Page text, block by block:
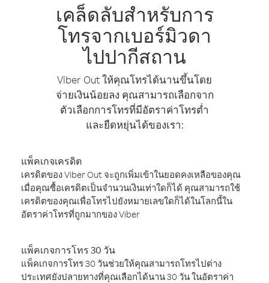
เคล็ดลับสำหรับการ
โทรจากเบอร์มิวดา
ไปปากีสถาน
Viber Out ให้คุณโทรได้นานขึ้นโดย
จ่ายเงินน้อยลง คุณสามารถเลือกจาก
ตัวเลือกการโทรที่มีอัตราค่าโทรต่ำ
และยืดหยุ่นได้ของเรา:
แพ็คเกจเครดิต
เครดิตของ Viber Out จะถูกเพิ่มเข้าในยอดคงเหลือของคุณ
เมื่อคุณซื้อเครดิตเป็นจำนวนเงินเท่าใดก็ได้ คุณสามารถใช้
เครดิตของคุณเพื่อโทรไปยังหมายเลขใดก็ได้ในโลกนี้ใน
อัตราค่าโทรที่ถูกมากของ Viber
แพ็คเกจการโทร 30 วัน
แพ็คเกจการโทร 30 วันช่วยให้คุณสามารถโทรไปต่าง
ประเทศยังปลายทางที่คุณเลือกได้นาน 30 วัน ในอัตราค่า